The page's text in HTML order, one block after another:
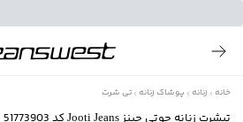
خانه زنانه پوشاک زنانه تی شرت
تیشرت زنانه جوتی جینز Jooti Jeans کد 51773903